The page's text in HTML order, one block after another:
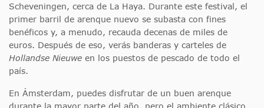
Scheveningen, cerca de La Haya. Durante este festival, el
primer barril de arenque nuevo se subasta con fines
benéficos y, a menudo, recauda decenas de miles de
euros. Después de eso, verás banderas y carteles de
Hollandse Nieuwe en los puestos de pescado de todo el
país.
En Ámsterdam, puedes disfrutar de un buen arenque
durante la mayor parte del año, pero el ambiente clásico